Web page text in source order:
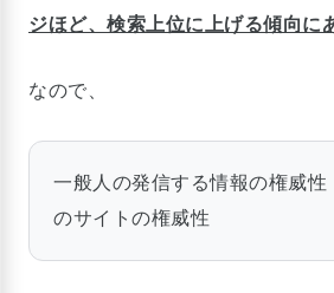
ジほど、検索上位に上げる傾向に
なので、
一般人の発信する情報の権威
のサイトの権威性